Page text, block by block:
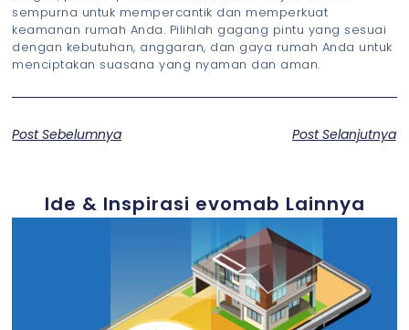
sempurna untuk mempercantik dan memperkuat
keamanan rumah Anda. Pilihlah gagang pintu yang sesuai
dengan kebutuhan, anggaran, dan gaya rumah Anda untuk
menciptakan suasana yang nyaman dan aman.
Post Sebelumnya Post Selanjutnya
Ide & Inspirasi evomab Lainnya